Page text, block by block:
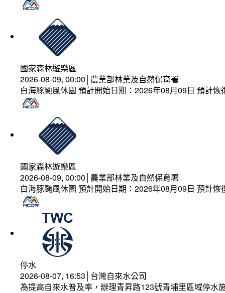
國家森林遊樂區
2026-08-09, 00:00│農業部林業及自然保育署
白海豚颱風休園 預計開始日期：2026年08月09日 預計
國家森林遊樂區
2026-08-09, 00:00│農業部林業及自然保育署
白海豚颱風休園 預計開始日期：2026年08月09日 預計
停水
2026-08-07, 16:53│台灣自來水公司
為提高自來水普及率，辦理青昇路123號青埔里區域停水